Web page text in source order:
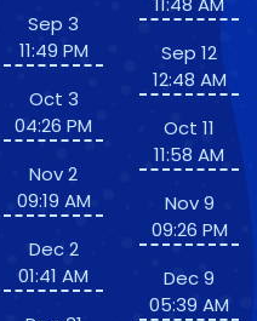
Sep 3
11:49 PM
Oct 3
04:26 PM
Nov 2
09:19 AM
Dec 2
01:41 AM
Sep 12
12:48 AM
Oct 11
11:58 AM
Nov 9
09:26 PM
Dec 9
05:39 AM